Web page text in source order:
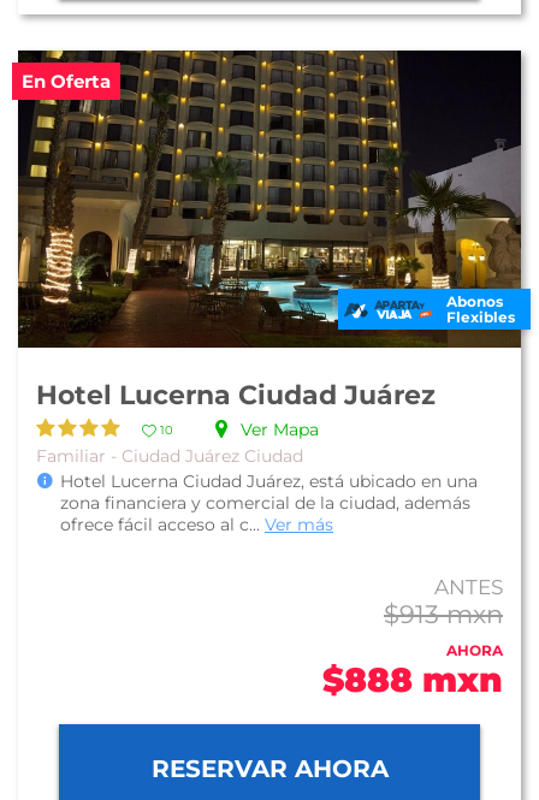
En Oferta
Abonos
Flexibles
Hotel Lucerna Ciudad Juárez
10
Ver Mapa
Familiar - Ciudad Juárez Ciudad
Hotel Lucerna Ciudad Juárez, está ubicado en una
zona financiera y comercial de la ciudad, además
ofrece fácil acceso al c... Ver más
ANTES
$913 mxn
AHORA
$888 mxn
RESERVAR AHORA